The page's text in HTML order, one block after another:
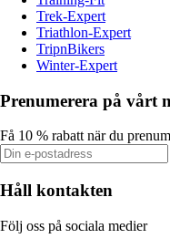
Trek-Expert
Triathlon-Expert
TripnBikers
Winter-Expert
Prenumerera på vårt
Få 10 % rabatt när du
Håll kontakten
Följ oss på sociala medier